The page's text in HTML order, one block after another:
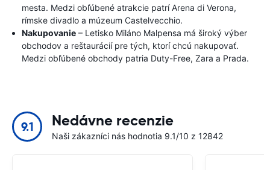
mesta. Medzi obľúbené atrakcie patrí Arena di Verona,
rímske divadlo a múzeum Castelvecchio.
Nakupovanie – Letisko Miláno Malpensa má široký výber
obchodov a reštaurácií pre tých, ktorí chcú nakupovať.
Medzi obľúbené obchody patria Duty-Free, Zara a Prada.
9.1 Nedávne recenzie
Naši zákazníci nás hodnotia 9.1/10 z 12842